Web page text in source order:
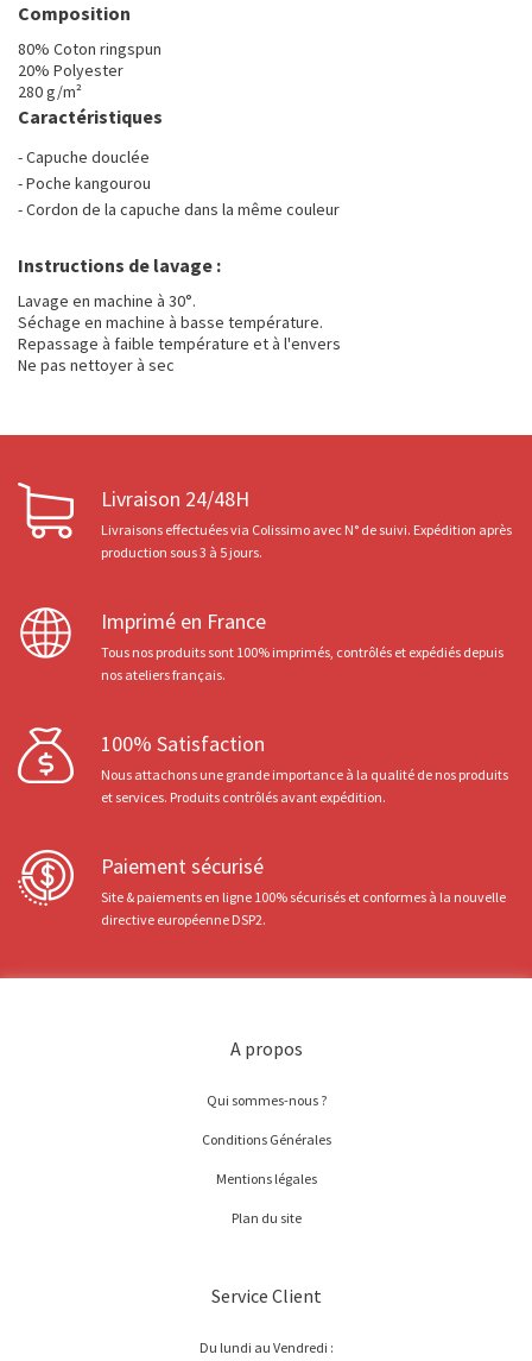
Composition
80% Coton ringspun
20% Polyester
280 g/m²
Caractéristiques
- Capuche douclée
- Poche kangourou
- Cordon de la capuche dans la même couleur
Instructions de lavage :
Lavage en machine à 30°.
Séchage en machine à basse température.
Repassage à faible température et à l'envers
Ne pas nettoyer à sec
Livraison 24/48H
Livraisons effectuées via Colissimo avec N° de suivi. Expédition après
production sous 3 à 5 jours.
Imprimé en France
Tous nos produits sont 100% imprimés, contrôlés et expédiés depuis
nos ateliers français.
100% Satisfaction
Nous attachons une grande importance à la qualité de nos produits
et services. Produits contrôlés avant expédition.
Paiement sécurisé
Site & paiements en ligne 100% sécurisés et conformes à la nouvelle
directive européenne DSP2.
A propos
Qui sommes-nous ?
Conditions Générales
Mentions légales
Plan du site
Service Client
Du lundi au Vendredi :